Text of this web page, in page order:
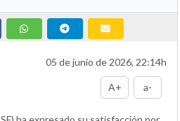
05 de junio de 2026, 22:14h
A+ a-